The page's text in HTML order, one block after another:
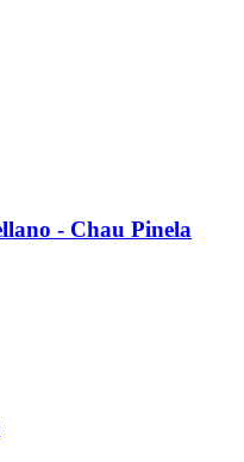
- Chau Pinela